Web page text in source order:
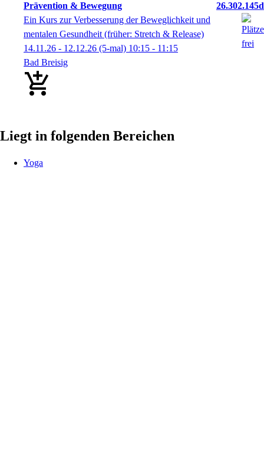
Prävention & Bewegung
26.302.145d
Ein Kurs zur Verbesserung der Beweglichkeit und
mentalen Gesundheit (früher: Stretch & Release)
14.11.26 - 12.12.26 (5-mal) 10:15 - 11:15
Bad Breisig
Liegt in folgenden Bereichen
Yoga